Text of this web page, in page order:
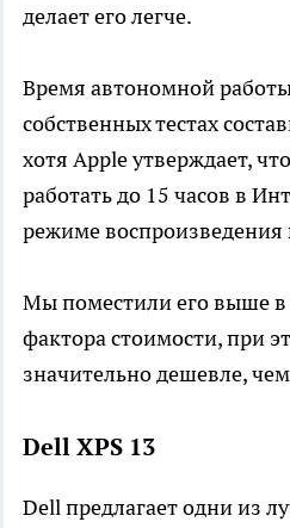
делает его легче.
Время автономной
собственных тестах
хотя Apple утверждает,
работать до 15 часов в
режиме воспроизведения
Мы поместили его выше
фактора стоимости, при
значительно дешевле,
Dell XPS 13
Dell предлагает одни из